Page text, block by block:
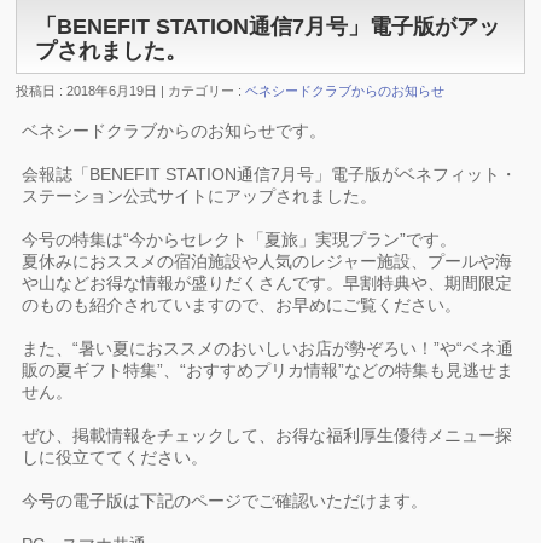
「BENEFIT STATION通信7月号」電子版がアッ
プされました。
投稿日 : 2018年6月19日 | カテゴリー :ベネシードクラブからのお知らせ
ベネシードクラブからのお知らせです。
会報誌「BENEFIT STATION通信7月号」電子版がベネフィット・
ステーション公式サイトにアップされました。
今号の特集は“今からセレクト「夏旅」実現プラン”です。
夏休みにおススメの宿泊施設や人気のレジャー施設、プールや海
や山などお得な情報が盛りだくさんです。早割特典や、期間限定
のものも紹介されていますので、お早めにご覧ください。
また、“暑い夏におススメのおいしいお店が勢ぞろい！”や“ベネ通
販の夏ギフト特集”、“おすすめプリカ情報”などの特集も見逃せま
せん。
ぜひ、掲載情報をチェックして、お得な福利厚生優待メニュー探
しに役立ててください。
今号の電子版は下記のページでご確認いただけます。